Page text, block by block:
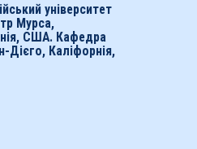
університет
Мурса,
США. Кафедра
Дієго, Каліфорнія,